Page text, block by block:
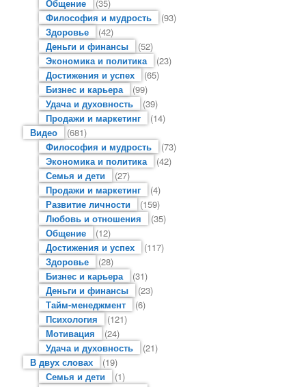
Общение
(35)
Философия и мудрость
(93)
Здоровье
(42)
Деньги и финансы
(52)
Экономика и политика
(23)
Достижения и успех
(65)
Бизнес и карьера
(99)
Удача и духовность
(39)
Продажи и маркетинг
(14)
Видео
(681)
Философия и мудрость
(73)
Экономика и политика
(42)
Семья и дети
(27)
Продажи и маркетинг
(4)
Развитие личности
(159)
Любовь и отношения
(35)
Общение
(12)
Достижения и успех
(117)
Здоровье
(28)
Бизнес и карьера
(31)
Деньги и финансы
(23)
Тайм-менеджмент
(6)
Психология
(121)
Мотивация
(24)
Удача и духовность
(21)
В двух словах
(19)
Семья и дети
(1)